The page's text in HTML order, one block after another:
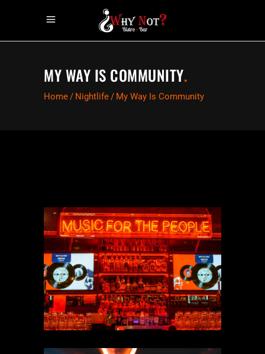
MY WAY IS COMMUNITY.
Home/ Nightlife/ My Way Is Community